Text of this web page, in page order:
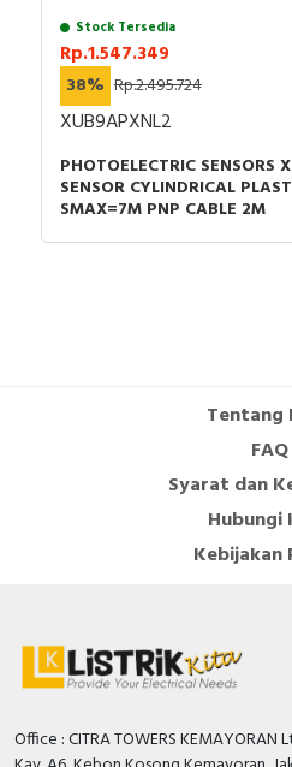
Stock Tersedia
Rp.1.547.349
38% Rp.2.495.724
XUB9APXNL2
PHOTOELECTRIC SENSORS
SENSOR CYLINDRICAL
SMAX=7M PNP CABLE 2M
Tentang
FAQ
Syarat dan
Hubungi
Kebijakan
Office : CITRA TOWERS KEMAYORAN